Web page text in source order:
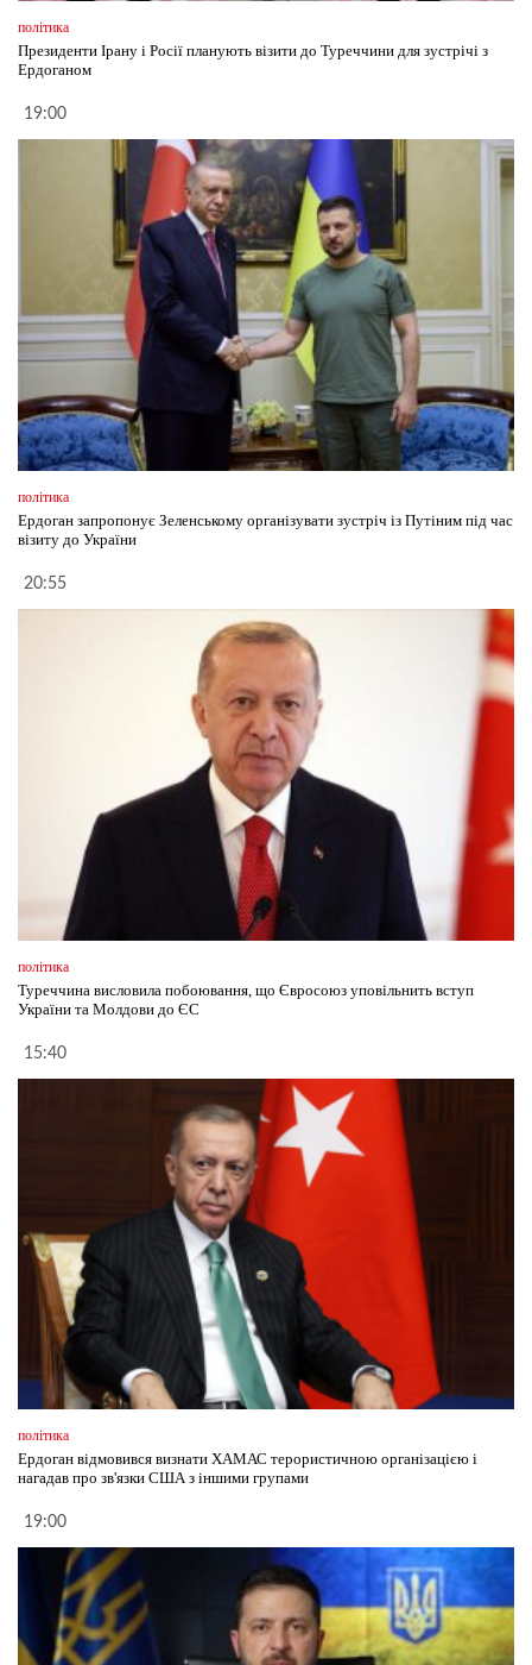
політика
Президенти Ірану і Росії планують візити до Туреччини для зустрічі з
Ердоганом
19:00
політика
Ердоган запропонує Зеленському організувати зустріч із Путіним під час
візиту до України
20:55
політика
Туреччина висловила побоювання, що Євросоюз уповільнить вступ
України та Молдови до ЄС
15:40
політика
Ердоган відмовився визнати ХАМАС терористичною організацією і
нагадав про зв'язки США з іншими групами
19:00